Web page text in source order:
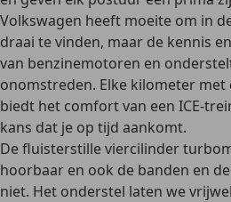
Volkswagen heeft moeite om in
draai te vinden, maar de kennis
van benzinemotoren en
onomstreden. Elke kilometer met
biedt het comfort van een ICE-
kans dat je op tijd aankomt.
De fluisterstille viercilinder
hoorbaar en ook de banden en
niet. Het onderstel laten we